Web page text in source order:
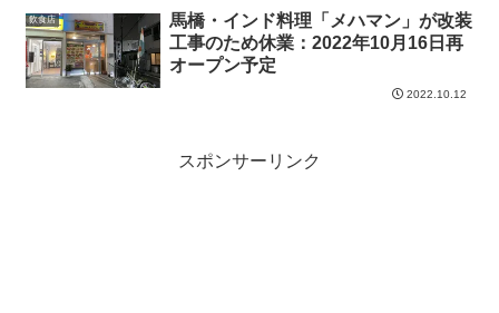
飲食店
馬橋・インド料理「メハマン」が改装
工事のため休業：2022年10月16日再
オープン予定
2022.10.12
スポンサーリンク